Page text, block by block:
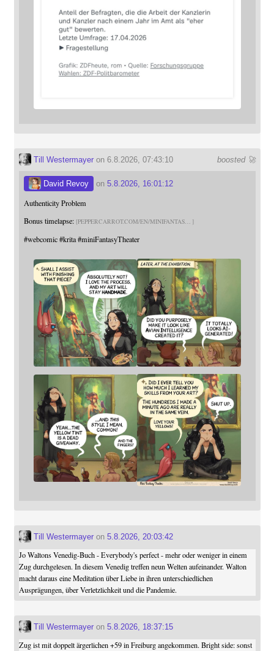
boosted 🚀
Till Westermayeron 6.8.2026, 07:43:10
David Revoy on 5.8.2026, 16:01:12
Authenticity Problem
Bonus timelapse: PEPPERCARROT.COM/EN/MINIFANTAS
#webcomic #krita #miniFantasyTheater
Till Westermayeron 5.8.2026, 20:03:42
Jo Waltons Venedig-Buch - Everybody's perfect - mehr oder weniger in einem
Zug durchgelesen. In diesem Venedig treffen neun Welten aufeinander. Walton
macht daraus eine Meditation über Liebe in ihren unterschiedlichen
Ausprägungen, über Verletzlichkeit und die Pandemie.
Till Westermayeron 5.8.2026, 18:37:15
Zug ist mit doppelt ärgerlichen +59 in Freiburg angekommen. Bright side: sonst